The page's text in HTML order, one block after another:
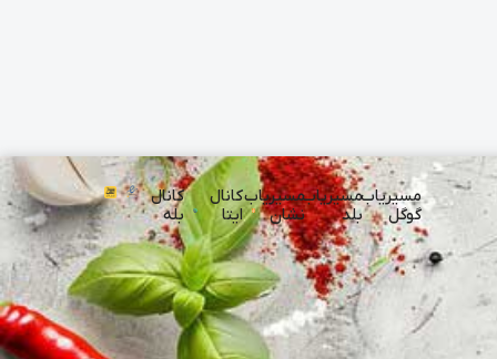
مسیریاب
گوگل
مسیریاب
بلد
مسیریاب
نشان
کانال
ایتا
کانال
بله